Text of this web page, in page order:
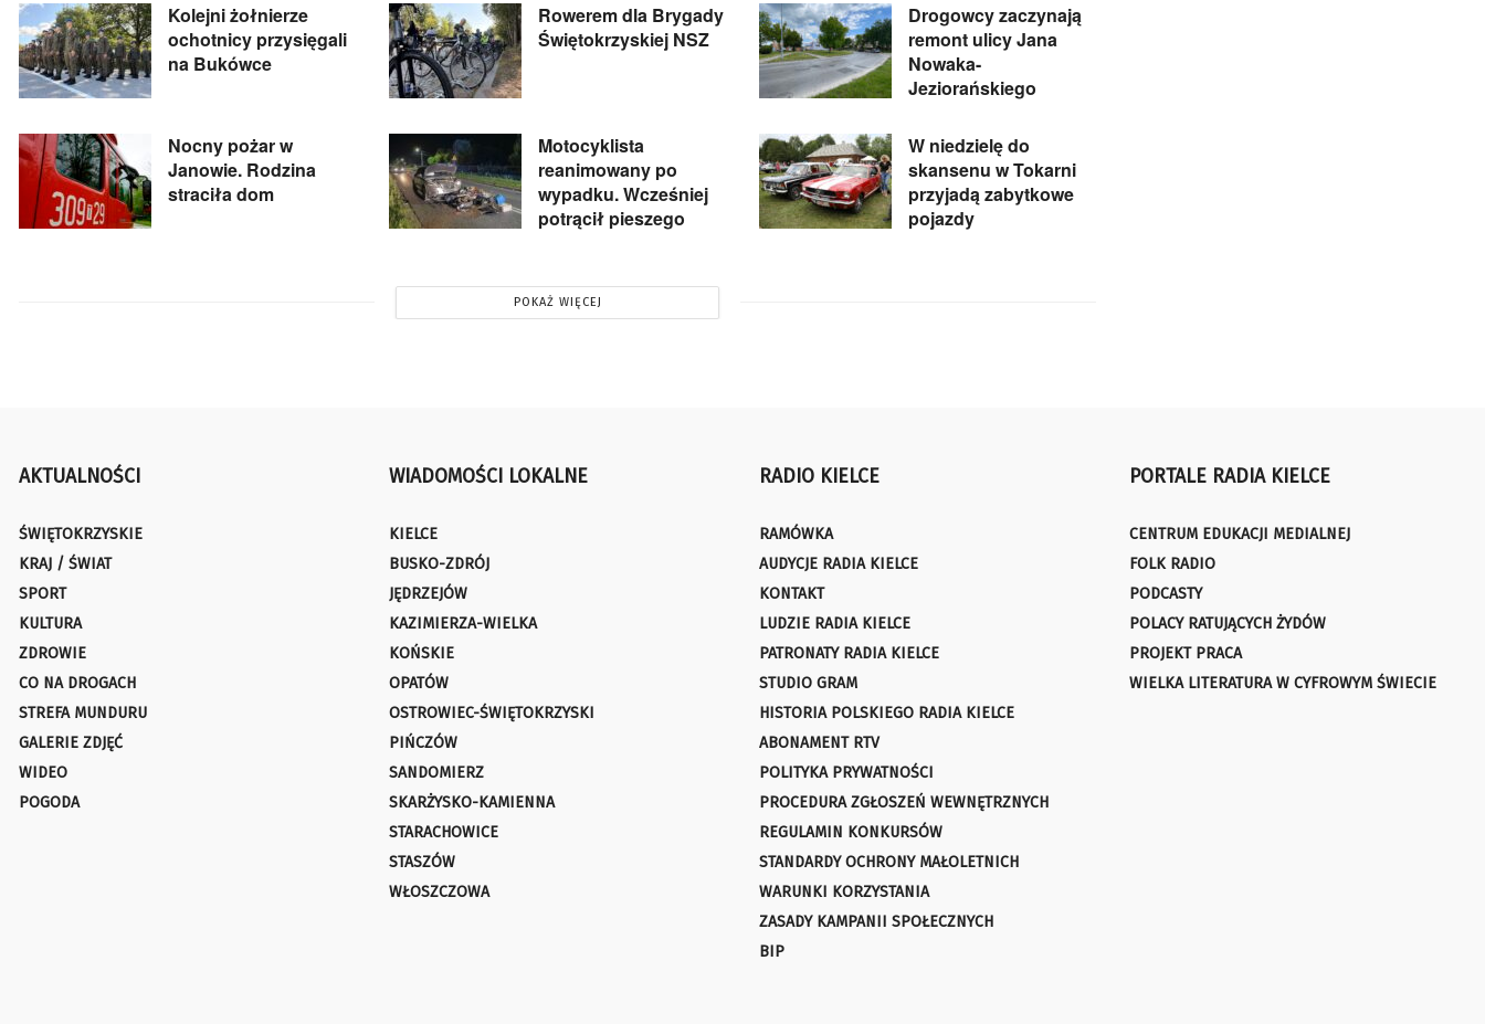
Kolejni żołnierze
ochotnicy przysięgali
na Bukówce
Rowerem dla Brygady
Świętokrzyskiej NSZ
Drogowcy zaczynają
remont ulicy Jana
Nowaka-
Jeziorańskiego
Nocny pożar w
Janowie. Rodzina
straciła dom
Motocyklista
reanimowany po
wypadku. Wcześniej
potrącił pieszego
W niedzielę do
skansenu w Tokarni
przyjadą zabytkowe
pojazdy
POKAŻ WIĘCEJ
AKTUALNOŚCI
ŚWIĘTOKRZYSKIE
KRAJ / ŚWIAT
SPORT
KULTURA
ZDROWIE
CO NA DROGACH
STREFA MUNDURU
GALERIE ZDJĘĆ
WIDEO
POGODA
WIADOMOŚCI LOKALNE
KIELCE
BUSKO-ZDRÓJ
JĘDRZEJÓW
KAZIMIERZA-WIELKA
KOŃSKIE
OPATÓW
OSTROWIEC-ŚWIĘTOKRZYSKI
PIŃCZÓW
SANDOMIERZ
SKARŻYSKO-KAMIENNA
STARACHOWICE
STASZÓW
WŁOSZCZOWA
RADIO KIELCE
RAMÓWKA
AUDYCJE RADIA KIELCE
KONTAKT
LUDZIE RADIA KIELCE
PATRONATY RADIA KIELCE
STUDIO GRAM
HISTORIA POLSKIEGO RADIA KIELCE
ABONAMENT RTV
POLITYKA PRYWATNOŚCI
PROCEDURA ZGŁOSZEŃ WEWNĘTRZNYCH
REGULAMIN KONKURSÓW
STANDARDY OCHRONY MAŁOLETNICH
WARUNKI KORZYSTANIA
ZASADY KAMPANII SPOŁECZNYCH
BIP
PORTALE RADIA KIELCE
CENTRUM EDUKACJI MEDIALNEJ
FOLK RADIO
PODCASTY
POLACY RATUJĄCYCH ŻYDÓW
PROJEKT PRACA
WIELKA LITERATURA W CYFROWYM ŚWIECIE